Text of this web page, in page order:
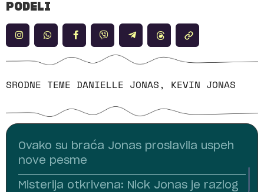
PODELI
SRODNE TEME DANIELLE JONAS, KEVIN JONAS
Ovako su braća Jonas proslavila uspeh
nove pesme
Misterija otkrivena: Nick Jonas je razlog